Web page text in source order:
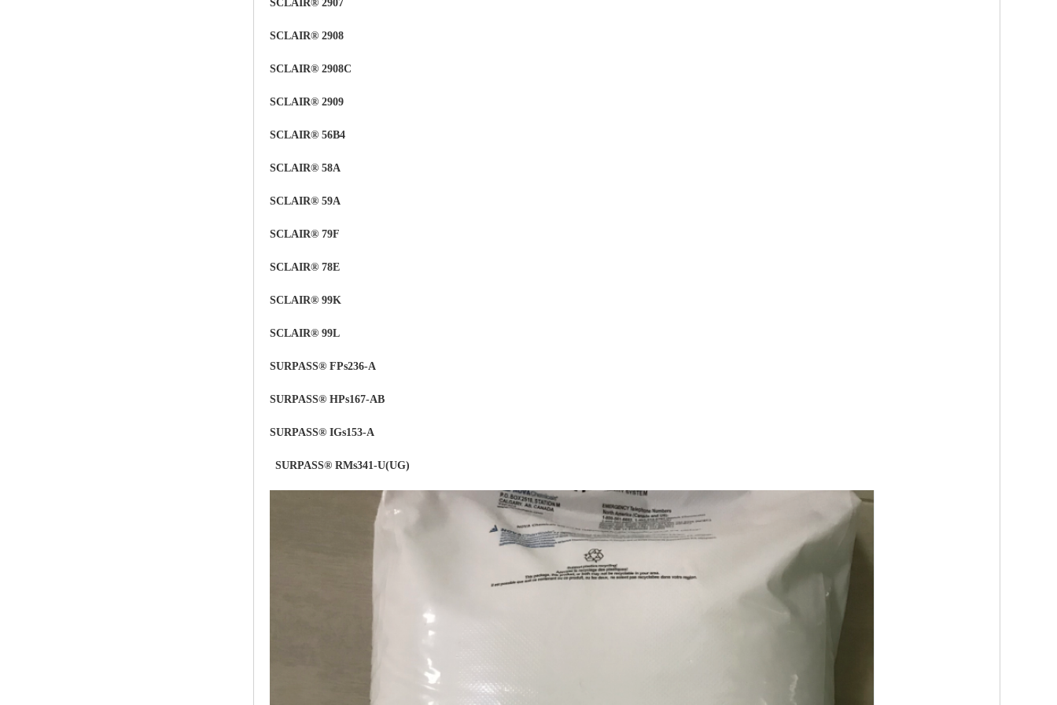
SCLAIR® 2907
SCLAIR® 2908
SCLAIR® 2908C
SCLAIR® 2909
SCLAIR® 56B4
SCLAIR® 58A
SCLAIR® 59A
SCLAIR® 79F
SCLAIR® 78E
SCLAIR® 99K
SCLAIR® 99L
SURPASS® FPs236-A
SURPASS® HPs167-AB
SURPASS® IGs153-A
SURPASS® RMs341-U(UG)